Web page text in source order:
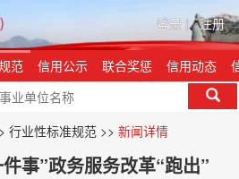
登录 | 注册
范 信用公示 联合奖惩 信用动态
行业性标准规范 >> 新闻详情
事”政务服务改革“跑出”